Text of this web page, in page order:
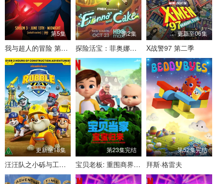
第5集
我与超人的冒险 第三季
第2集
探险活宝：菲奥娜与蛋糕 第二季
更新至06集
X战警97 第二季
更新至18集
汪汪队之小砾与工程家族 第三季
第23集完结
宝贝老板: 重围商界 第二季 （国语版）
第52集完结
拜斯·格雷夫